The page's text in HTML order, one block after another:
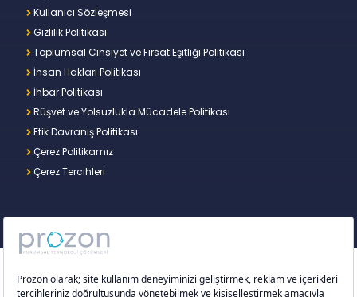
Kullanıcı Sözleşmesi
Gizlilik Politikası
Toplumsal Cinsiyet ve Fırsat Eşitliği Politikası
İnsan Hakları Politikası
İhbar Politikası
Rüşvet ve Yolsuzlukla Mücadele Politikası
Etik Davranış Politikası
Çerez Politikamız
Çerez Tercihleri
Copyright © 2026 – Prozon. Prozon markası ve